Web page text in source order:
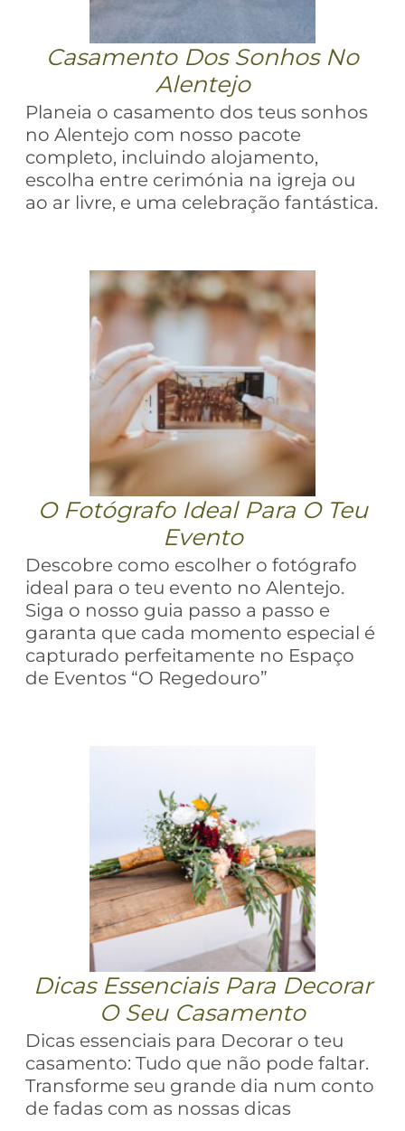
Casamento Dos Sonhos No
Alentejo
Planeia o casamento dos teus sonhos
no Alentejo com nosso pacote
completo, incluindo alojamento,
escolha entre cerimónia na igreja ou
ao ar livre, e uma celebração fantástica.
O Fotógrafo Ideal Para O Teu
Evento
Descobre como escolher o fotógrafo
ideal para o teu evento no Alentejo.
Siga o nosso guia passo a passo e
garanta que cada momento especial é
capturado perfeitamente no Espaço
de Eventos “O Regedouro”
Dicas Essenciais Para Decorar
O Seu Casamento
Dicas essenciais para Decorar o teu
casamento: Tudo que não pode faltar.
Transforme seu grande dia num conto
de fadas com as nossas dicas